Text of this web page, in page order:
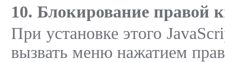
10. Блокирование
При установке этого
вызвать меню нажатием